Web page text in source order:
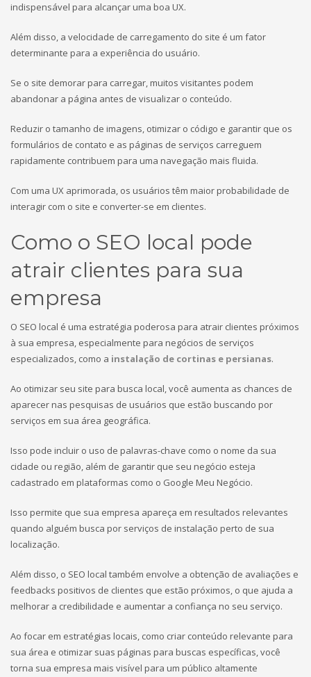
indispensável para alcançar uma boa UX.
Além disso, a velocidade de carregamento do site é um fator
determinante para a experiência do usuário.
Se o site demorar para carregar, muitos visitantes podem
abandonar a página antes de visualizar o conteúdo.
Reduzir o tamanho de imagens, otimizar o código e garantir que os
formulários de contato e as páginas de serviços carreguem
rapidamente contribuem para uma navegação mais fluida.
Com uma UX aprimorada, os usuários têm maior probabilidade de
interagir com o site e converter-se em clientes.
Como o SEO local pode
atrair clientes para sua
empresa
O SEO local é uma estratégia poderosa para atrair clientes próximos
à sua empresa, especialmente para negócios de serviços
especializados, como a instalação de cortinas e persianas.
Ao otimizar seu site para busca local, você aumenta as chances de
aparecer nas pesquisas de usuários que estão buscando por
serviços em sua área geográfica.
Isso pode incluir o uso de palavras-chave como o nome da sua
cidade ou região, além de garantir que seu negócio esteja
cadastrado em plataformas como o Google Meu Negócio.
Isso permite que sua empresa apareça em resultados relevantes
quando alguém busca por serviços de instalação perto de sua
localização.
Além disso, o SEO local também envolve a obtenção de avaliações e
feedbacks positivos de clientes que estão próximos, o que ajuda a
melhorar a credibilidade e aumentar a confiança no seu serviço.
Ao focar em estratégias locais, como criar conteúdo relevante para
sua área e otimizar suas páginas para buscas específicas, você
torna sua empresa mais visível para um público altamente